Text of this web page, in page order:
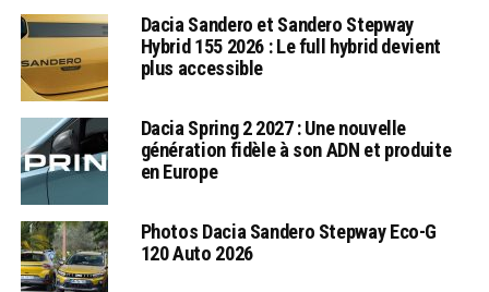
Dacia Sandero et Sandero Stepway
Hybrid 155 2026 : Le full hybrid devient
plus accessible
Dacia Spring 2 2027 : Une nouvelle
génération fidèle à son ADN et produite
en Europe
Photos Dacia Sandero Stepway Eco-G
120 Auto 2026